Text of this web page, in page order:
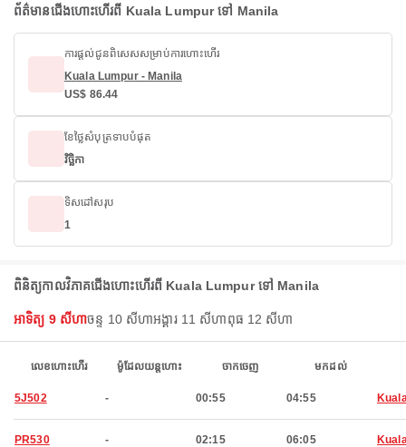
ព័ត៌មានជើងហោះហើរពី Kuala Lumpur ទៅ Manila
ការផ្តល់ជូនពិសេសសម្រាប់ការហោះហើរ
Kuala Lumpur - Manila
US$ 86.44
ខែថ្លៃសំបុត្រទាបបំផុត
វិច្ឆិកា
ទិសដៅសរុប
1
ពិនិត្យកាលវិភាគជើងហោះហើរពី Kuala Lumpur ទៅ Manila
អាទិត្យ 9 សីហាចន្ទ 10 សីហាអង្គារ 11 សីហាពុធ 12 សីហា
លេខហោះហើរ ម៉ូដែលយន្តហោះ ចាកចេញ មកដល់
5J502 - 00:55 04:55
PR530 - 02:15 06:05